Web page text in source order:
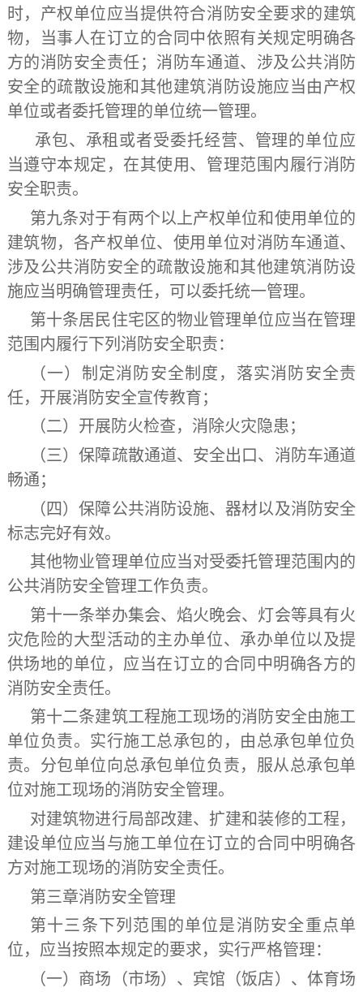
时，产权单位应当提供符合消防安全要求的建筑
物，当事人在订立的合同中依照有关规定明确各
方的消防安全责任；消防车通道、涉及公共消防
安全的疏散设施和其他建筑消防设施应当由产权
单位或者委托管理的单位统一管理。
承包、承租或者受委托经营、管理的单位应
当遵守本规定，在其使用、管理范围内履行消防
安全职责。
第九条对于有两个以上产权单位和使用单位的
建筑物，各产权单位、使用单位对消防车通道、
涉及公共消防安全的疏散设施和其他建筑消防设
施应当明确管理责任，可以委托统一管理。
第十条居民住宅区的物业管理单位应当在管理
范围内履行下列消防安全职责：
（一）制定消防安全制度，落实消防安全责
任，开展消防安全宣传教育；
（二）开展防火检查，消除火灾隐患；
（三）保障疏散通道、安全出口、消防车通道
畅通；
（四）保障公共消防设施、器材以及消防安全
标志完好有效。
其他物业管理单位应当对受委托管理范围内的
公共消防安全管理工作负责。
第十一条举办集会、焰火晚会、灯会等具有火
灾危险的大型活动的主办单位、承办单位以及提
供场地的单位，应当在订立的合同中明确各方的
消防安全责任。
第十二条建筑工程施工现场的消防安全由施工
单位负责。实行施工总承包的，由总承包单位负
责。分包单位向总承包单位负责，服从总承包单
位对施工现场的消防安全管理。
对建筑物进行局部改建、扩建和装修的工程，
建设单位应当与施工单位在订立的合同中明确各
方对施工现场的消防安全责任。
第三章消防安全管理
第十三条下列范围的单位是消防安全重点单
位，应当按照本规定的要求，实行严格管理：
（一）商场（市场）、宾馆（饭店）、体育场